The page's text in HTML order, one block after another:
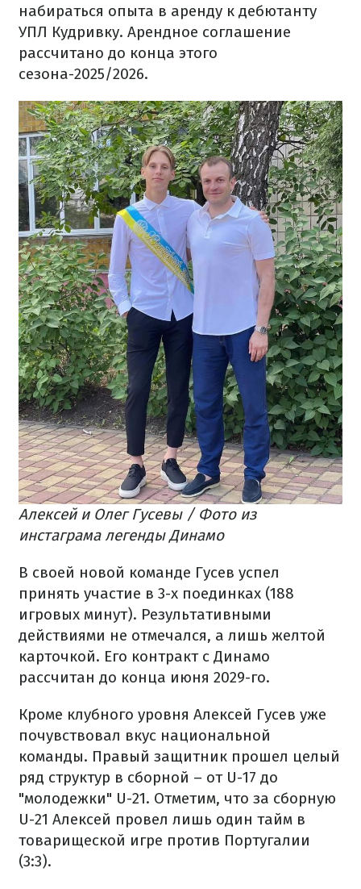
набираться опыта в аренду к дебютанту
УПЛ Кудривку. Арендное соглашение
рассчитано до конца этого
сезона-2025/2026.
Алексей и Олег Гусевы / Фото из
инстаграма легенды Динамо
В своей новой команде Гусев успел
принять участие в 3-х поединках (188
игровых минут). Результативными
действиями не отмечался, а лишь желтой
карточкой. Его контракт с Динамо
рассчитан до конца июня 2029-го.
Кроме клубного уровня Алексей Гусев уже
почувствовал вкус национальной
команды. Правый защитник прошел целый
ряд структур в сборной – от U-17 до
"молодежки" U-21. Отметим, что за сборную
U-21 Алексей провел лишь один тайм в
товарищеской игре против Португалии
(3:3).